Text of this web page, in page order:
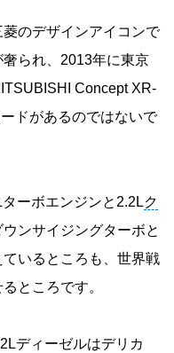
のデザインアイコンで
られ、2013年に東京
Concept XR-
ドがあるのではないで
ーボエンジンと2.2Lク
ンサイジングターボと
ているところも、世界戦
ところです。
ディーゼルはデリカ